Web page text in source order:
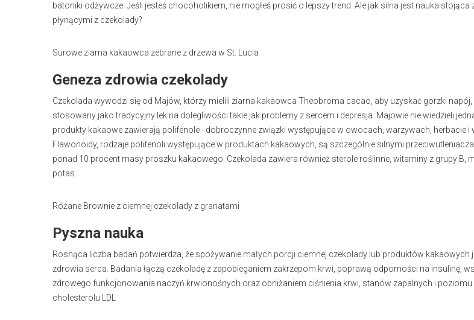
batoniki odżywcze. Jeśli jesteś chocoholikiem, nie mogłeś prosić o lepszy trend. Ale jak silna jest nauka stojąca
płynącymi z czekolady?
Surowe ziarna kakaowca zebrane z drzewa w St. Lucia
Geneza zdrowia czekolady
Czekolada wywodzi się od Majów, którzy mielili ziarna kakaowca Theobroma cacao, aby uzyskać gorzki napój,
stosowany jako tradycyjny lek na dolegliwości takie jak problemy z sercem i depresja. Majowie nie wiedzieli
produkty kakaowe zawierają polifenole - dobroczynne związki występujące w owocach, warzywach, herbacie i
Flawonoidy, rodzaje polifenoli występujące w produktach kakaowych, są szczególnie silnymi
ponad 10 procent masy proszku kakaowego. Czekolada zawiera również sterole roślinne, witaminy z grupy B,
potas.
Różane Brownie z ciemnej czekolady z granatami
Pyszna nauka
Rosnąca liczba badań potwierdza, że spożywanie małych porcji ciemnej czekolady lub produktów kakaowych
zdrowia serca. Badania łączą czekoladę z zapobieganiem zakrzepom krwi, poprawą odporności na insulinę,
zdrowego funkcjonowania naczyń krwionośnych oraz obniżaniem ciśnienia krwi, stanów zapalnych i poziomu
cholesterolu
LDL